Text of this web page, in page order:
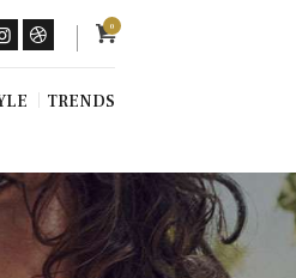
0
TRENDS